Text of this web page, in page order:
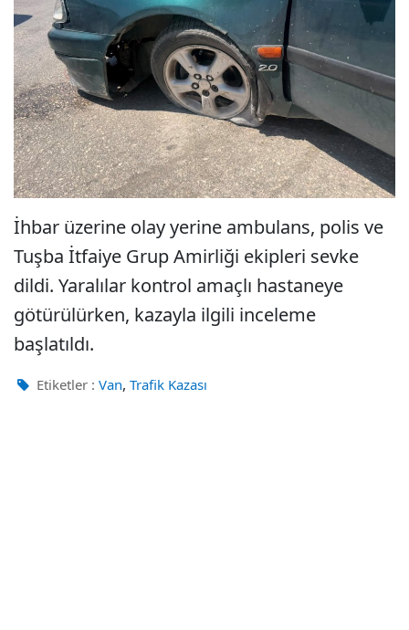
İhbar üzerine olay yerine ambulans, polis ve
Tuşba İtfaiye Grup Amirliği ekipleri sevke
dildi. Yaralılar kontrol amaçlı hastaneye
götürülürken, kazayla ilgili inceleme
başlatıldı.
Etiketler : Van, Trafik Kazası